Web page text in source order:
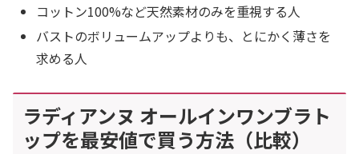
コットン100%など天然素材のみを重視する人
バストのボリュームアップよりも、とにかく薄さを
求める人
ラディアンヌ オールインワンブラト
ップを最安値で買う方法（比較）